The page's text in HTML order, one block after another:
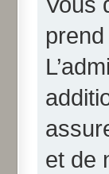
et de